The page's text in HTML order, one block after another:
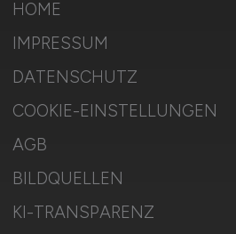
HOME
IMPRESSUM
DATENSCHUTZ
COOKIE-EINSTELLUNGEN
AGB
BILDQUELLEN
KI-TRANSPARENZ